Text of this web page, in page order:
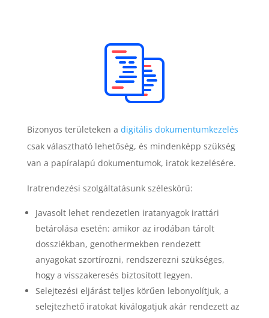
Bizonyos területeken a digitális dokumentumkezelés
csak választható lehetőség, és mindenképp szükség
van a papíralapú dokumentumok, iratok kezelésére.
Iratrendezési szolgáltatásunk széleskörű:
Javasolt lehet rendezetlen iratanyagok irattári
betárolása esetén: amikor az irodában tárolt
dossziékban, genothermekben rendezett
anyagokat szortírozni, rendszerezni szükséges,
hogy a visszakeresés biztosított legyen.
Selejtezési eljárást teljes körűen lebonyolítjuk, a
selejtezhető iratokat kiválogatjuk akár rendezett az